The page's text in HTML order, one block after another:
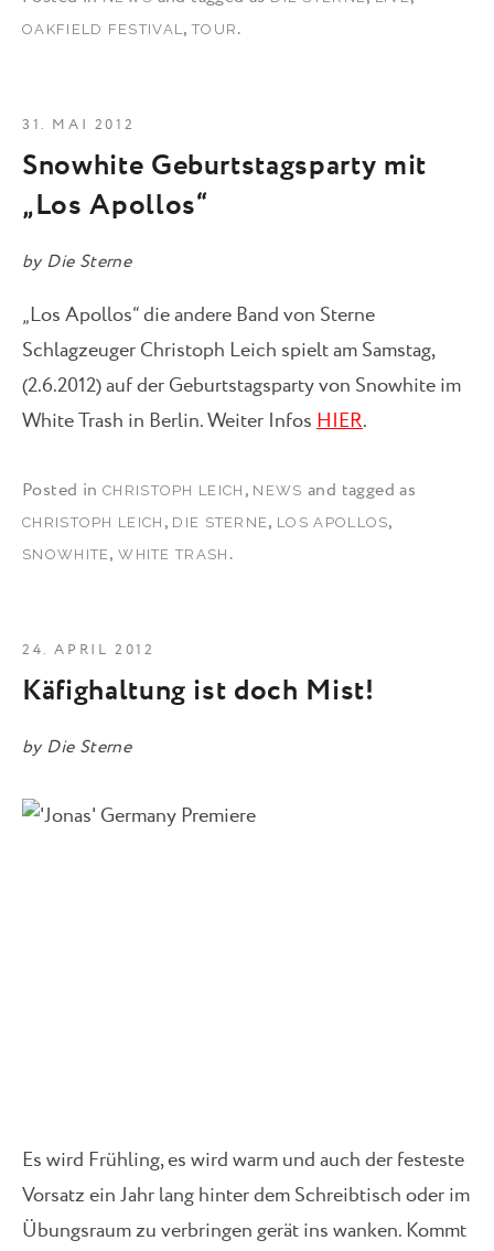
OAKFIELD FESTIVAL,TOUR .
Snowhite Geburtstagsparty mit
„Los Apollos“
by Die Sterne
31. MAI 2012
„Los Apollos“ die andere Band von Sterne
Schlagzeuger Christoph Leich spielt am Samstag,
(2.6.2012) auf der Geburtstagsparty von Snowhite im
White Trash in Berlin. Weiter InfosHIER.
Posted in CHRISTOPH LEICH , NEWS and tagged as
CHRISTOPH LEICH , DIE STERNE, LOS APOLLOS,
SNOWHITE,WHITE TRASH .
Käfighaltung ist doch Mist!
by Die Sterne
24. APRIL 2012
Es wird Frühling, es wird warm und auch der festeste
Vorsatz ein Jahr lang hinter dem Schreibtisch oder im
Übungsraum zu verbringen gerät ins wanken. Kommt